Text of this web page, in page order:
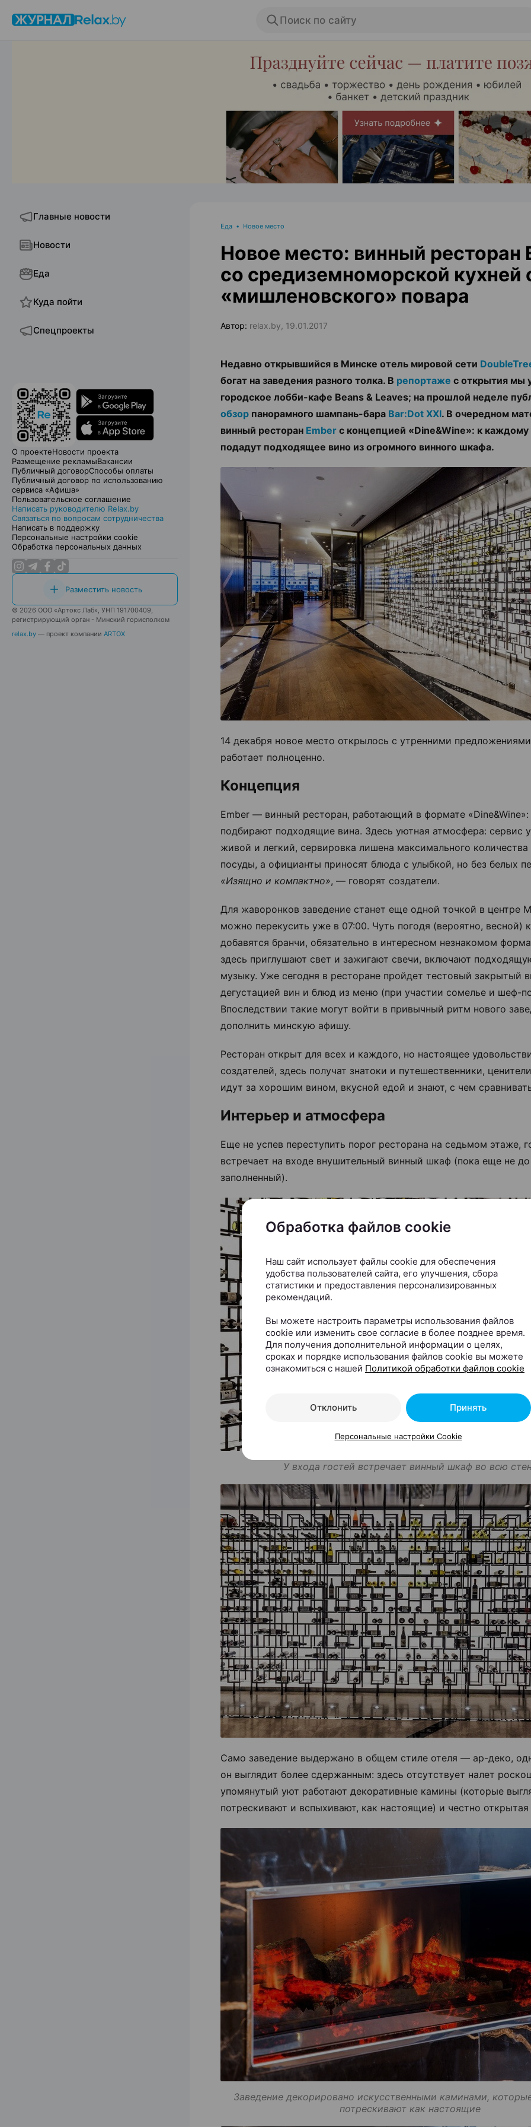
Поиск по сайту
ЭФФЕКТИВНАЯ РЕКЛАМА НА САЙТЕ
Главные новости
Новости
Еда
Куда пойти
Спецпроекты
О проектеНовости проекта
Размещение рекламыВакансии
Публичный договорСпособы оплаты
Публичный договор по использованию
сервиса «Афиша»
Пользовательское соглашение
Написать руководителю Relax.by
Связаться по вопросам сотрудничества
Написать в поддержку
Персональные настройки cookie
Обработка персональных данных
Разместить новость
© 2026 ООО «Артокс Лаб», УНП 191700409,
регистрирующий орган - Минский горисполком
relax.by — проект компании ARTOX
Еда • Новое место
Новое место: винный ресторан
со средиземноморской кухней
«мишленовского» повара
Автор: relax.by, 19.01.2017
Недавно открывшийся в Минске отель мировой сети
богат на заведения разного толка. В репортаже с открытия мы
городское лобби-кафе Beans & Leaves; на прошлой неделе
обзор панорамного шампань-бара Bar:Dot XXI. В очередном
винный ресторан Ember с концепцией «Dine&Wine»: к
подадут подходящее вино из огромного винного шкафа.
14 декабря новое место открылось с утренними
работает полноценно.
Концепция
Ember — винный ресторан, работающий в формате
подбирают подходящие вина. Здесь уютная атмосфера: сервис
живой и легкий, сервировка лишена максимального
посуды, а официанты приносят блюда с улыбкой, но без белых
«Изящно и компактно», — говорят создатели.
Для жаворонков заведение станет еще одной точкой в центре
можно перекусить уже в 07:00. Чуть погодя (вероятно, весной)
добавятся бранчи, обязательно в интересном незнакомом
здесь приглушают свет и зажигают свечи, включают
музыку. Уже сегодня в ресторане пройдет тестовый закрытый
дегустацией вин и блюд из меню (при участии сомелье и шеф-
Впоследствии такие могут войти в привычный ритм нового
дополнить минскую афишу.
Ресторан открыт для всех и каждого, но настоящее
создателей, здесь получат знатоки и путешественники,
идут за хорошим вином, вкусной едой и знают, с чем
Интерьер и атмосфера
Еще не успев переступить порог ресторана на седьмом этаже,
встречает на входе внушительный винный шкаф (пока еще не
заполненный).
У входа гостей встречает винный шкаф во всю
Само заведение выдержано в общем стиле отеля — ар-деко,
он выглядит более сдержанным: здесь отсутствует налет
упомянутый уют работают декоративные камины (которые
потрескивают и вспыхивают, как настоящие) и честно открытая
Заведение декорировано искусственными каминами,
потрескивают как настоящие
Обработка файлов cookie
Наш сайт использует файлы cookie для обеспечения
удобства пользователей сайта, его улучшения, сбора
статистики и предоставления персонализированных
рекомендаций.
Вы можете настроить параметры использования файлов
cookie или изменить свое согласие в более позднее время.
Для получения дополнительной информации о целях,
сроках и порядке использования файлов cookie вы можете
ознакомиться с нашей Политикой обработки файлов cookie
Отклонить Принять
Персональные настройки Cookie